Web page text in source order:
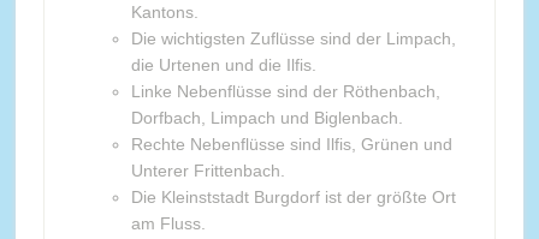
Kantons.
Die wichtigsten Zuflüsse sind der Limpach,
die Urtenen und die Ilfis.
Linke Nebenflüsse sind der Röthenbach,
Dorfbach, Limpach und Biglenbach.
Rechte Nebenflüsse sind Ilfis, Grünen und
Unterer Frittenbach.
Die Kleinststadt Burgdorf ist der größte Ort
am Fluss.